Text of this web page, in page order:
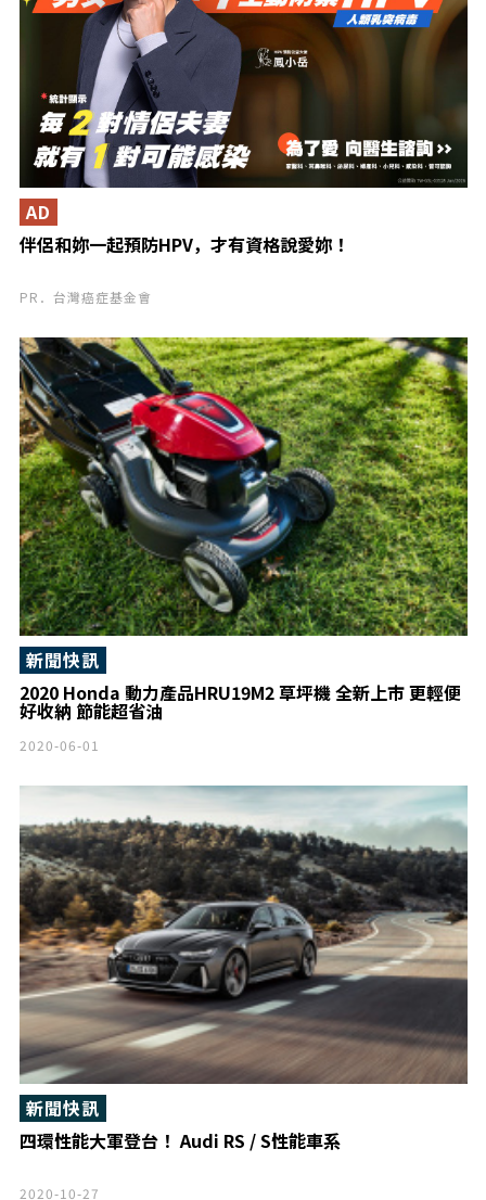
伴侶和妳一起預防HPV，才有資格說愛妳！
AD
PR．台灣癌症基金會
2020 Honda 動力產品HRU19M2 草坪機 全新上市 更輕便
好收納 節能超省油
新聞快訊
2020-06-01
四環性能大軍登台！ Audi RS / S性能車系
新聞快訊
2020-10-27